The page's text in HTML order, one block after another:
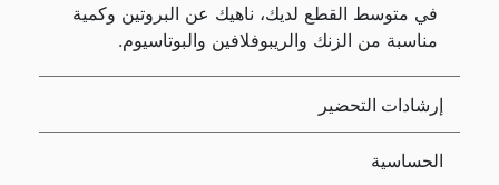
في متوسط القطع لديك، ناهيك عن البروتين وكمية
مناسبة من الزنك والريبوفلافين والبوتاسيوم.
إرشادات التحضير
الحساسية